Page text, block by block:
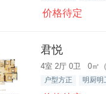
价格待定
君悦
4室 2厅 0卫 0㎡（
户型方正 明厨明